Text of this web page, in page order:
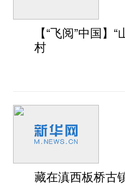
【“飞阅”中国】
村
藏在滇西板桥古